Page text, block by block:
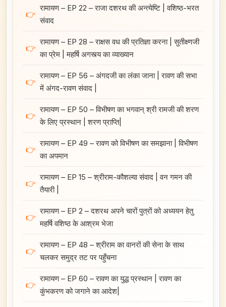
👉
रामायण – EP 22 – राजा दशरथ की अन्त्येष्टि | वशिष्ठ-भरत
संवाद
👉
रामायण – EP 28 – राक्षस वध की प्रतिज्ञा करना | सुतीक्ष्णजी
का प्रेम | महर्षि अगस्त्य का व्याख्यान
👉
रामायण – EP 56 – अंगदजी का लंका जाना | रावण की सभा
में अंगद-रावण संवाद |
👉
रामायण – EP 50 – विभीषण का भगवान्‌ श्री रामजी की शरण
के लिए प्रस्थान | शरण प्राप्ति|
👉
रामायण – EP 49 – रावण को विभीषण का समझाना | विभीषण
का अपमान
👉
रामायण – EP 15 – श्रीराम-कौशल्या संवाद | वन गमन की
तैयारी |
👉
रामायण – EP 2 – दशरथ अपने चारों पुत्रों को अध्ययन हेतु
महर्षि वशिष्ठ के आश्रम भेजा
👉
रामायण – EP 48 – श्रीराम का वानरों की सेना के साथ
चलकर समुद्र तट पर पहुँचना
👉
रामायण – EP 60 – रावण का युद्ध प्रस्थान | रावण का
कुंभकरण को जगाने का आदेश|